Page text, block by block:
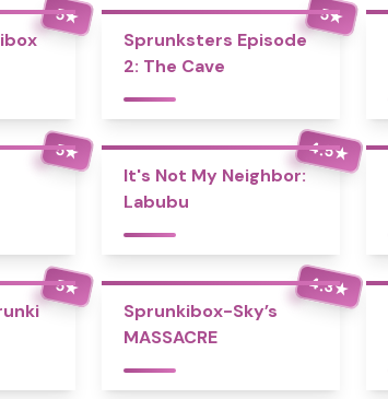
5★ 5★
Sprunksters Episode
2: The Cave
5★ 4.5★
It's Not My Neighbor:
Labubu
5★ 4.3★
Sprunkibox-Sky’s
MASSACRE